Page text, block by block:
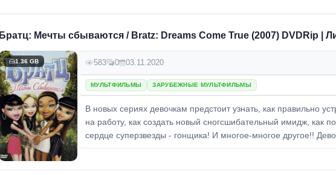
Братц: Мечты сбываются / Bratz: Dreams Come True (2007) DVDRip |
1.36 GB 583 0 03.11.2020
МУЛЬТФИЛЬМЫ ЗАРУБЕЖНЫЕ МУЛЬТФИЛЬМЫ
В новых сериях девочкам предстоит узнать, как правильно
на работу, как создать новый сногсшибательный имидж, как
сердце суперзвезды - гонщика! И многое-многое другое!!